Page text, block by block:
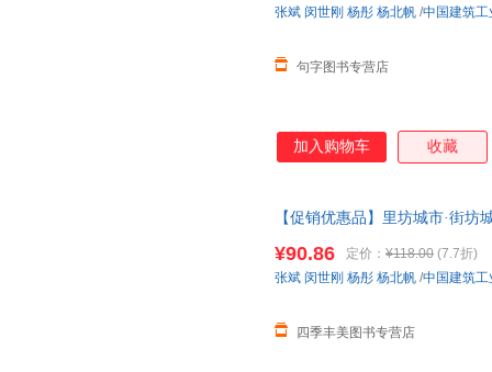
句字图书专营店
张斌 闵世刚 杨彤 杨北帆 /中国建筑工
加入购物车 收藏
【促销优惠品】里坊城市·街坊
¥90.86 定价： ¥118.00 (7.7折)
四季丰美图书专营店
张斌 闵世刚 杨彤 杨北帆 /中国建筑工